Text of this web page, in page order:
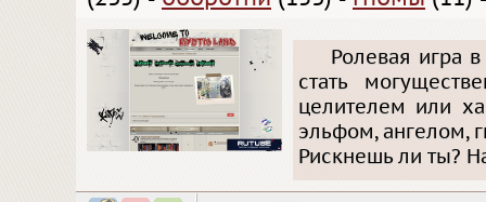
Ролевая игра
стать
целителем или
эльфом, ангелом,
Рискнешь ли ты?